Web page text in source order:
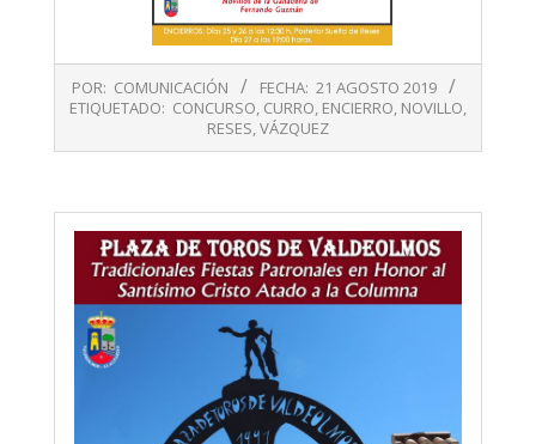
08-
POR: COMUNICACIÓN FECHA: 21 AGOSTO 2019
ETIQUETADO: CONCURSO, CURRO, ENCIERRO, NOVILLO,
RESES,VÁZQUEZ